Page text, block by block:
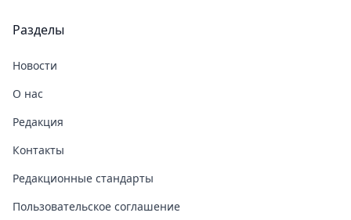
Разделы
Новости
О нас
Редакция
Контакты
Редакционные стандарты
Пользовательское соглашение